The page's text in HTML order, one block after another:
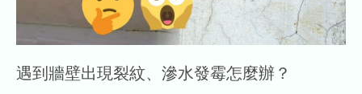
遇到牆壁出現裂紋、滲水發霉怎麼辦？